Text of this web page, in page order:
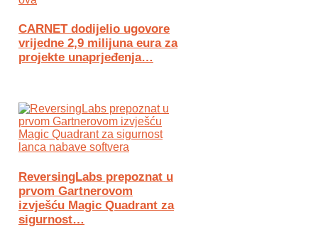
CARNET dodijelio ugovore
vrijedne 2,9 milijuna eura za
projekte unaprjeđenja…
ReversingLabs prepoznat u
prvom Gartnerovom
izvješću Magic Quadrant za
sigurnost…